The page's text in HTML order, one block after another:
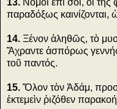
παραδόξως
14. Ξένον ἀληθῶς, τὸ
Ἄχραντε ἀσπόρως
τοῦ παντός.
15. Ὅλον τὸν Ἀδάμ,
ἐκτεμεὶν ῥιζόθεν